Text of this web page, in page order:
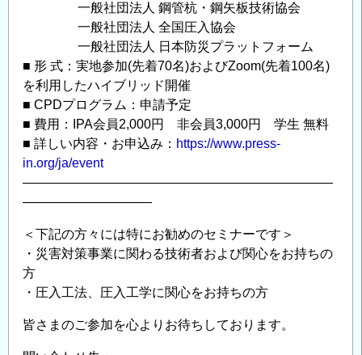
⼀般社団法⼈ 鋼管杭・鋼⽮板技術協会
⼀般社団法⼈ 全国圧⼊協会
⼀般社団法⼈ ⽇本防災プラットフォーム
■ 形 式：実地参加(先着70名)およびZoom(先着100名)
を利用したハイブリッド開催
■ CPDプログラム：申請予定
■ 費用：IPA会員2,000円 非会員3,000円 学生 無料
■ 詳しい内容・お申込み： https://www.press-
in.org/ja/event
————————————————————————
——————————
＜下記の方々には特にお勧めのセミナーです＞
・災害対策事業に関わる技術者および関心をお持ちの
方
・圧入工法、圧入工学に関心をお持ちの方
皆さまのご参加を心よりお待ちしております。